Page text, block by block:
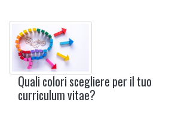
Quali colori scegliere per il tuo
curriculum vitae?